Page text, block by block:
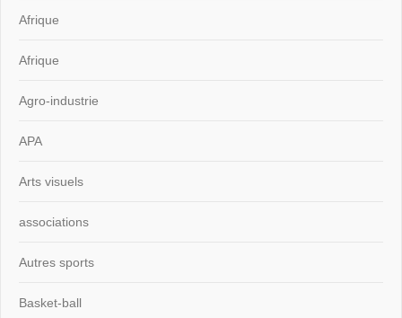
Afrique
Afrique
Agro-industrie
APA
Arts visuels
associations
Autres sports
Basket-ball